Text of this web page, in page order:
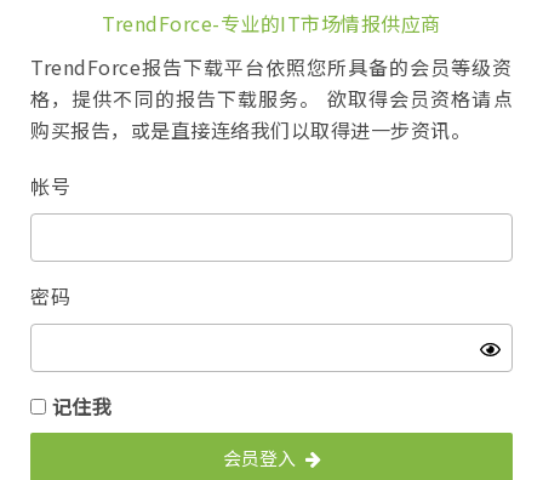
TrendForce-专业的IT市场情报供应商
TrendForce报告下载平台依照您所具备的会员等级资
格，提供不同的报告下载服务。 欲取得会员资格请点
购买报告，或是直接连络我们以取得进一步资讯。
帐号
密码
记住我
会员登入